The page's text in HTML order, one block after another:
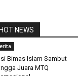
HOT NEWS
Bimas Islam Sambut
Juara MTQ